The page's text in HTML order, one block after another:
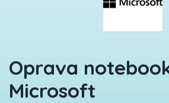
Kontakt
Oprava
Microsoft